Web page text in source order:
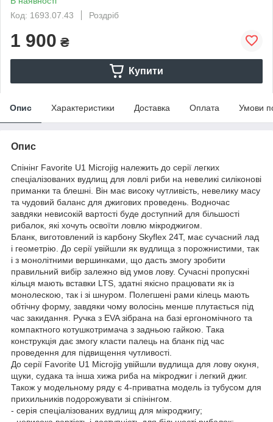
Код: 1693.07.43
Роздріб
1 900 ₴
Купити
Опис Характеристики Доставка Оплата Умови
Опис
Спінінг Favorite U1 Microjig належить до серії легких
спеціалізованих вудлищ для ловлі риби на невеликі силіконові
приманки та блешні. Він має високу чутливість, невелику масу
та чудовий баланс для джигових проведень. Водночас
завдяки невисокій вартості буде доступний для більшості
рибалок, які хочуть освоїти ловлю мікроджигом.
Бланк, виготовлений із карбону Skyflex 24T, має сучасний лад
і геометрію. До серії увійшли як вудлища з порожнистими, так
і з монолітними вершинками, що дасть змогу зробити
правильний вибір залежно від умов лову. Сучасні пропускні
кільця мають вставки LTS, здатні якісно працювати як із
монолескою, так і зі шнуром. Полегшені рами кілець мають
обтічну форму, завдяки чому волосінь менше плутається під
час закидання. Ручка з EVA зібрана на базі ергономічного та
компактного котушкотримача з задньою гайкою. Така
конструкція дає змогу класти палець на бланк під час
проведення для підвищення чутливості.
До серії Favorite U1 Microjig увійшли вудлища для лову окуня,
щуки, судака та інша хижа риба на мікроджиг і легкий джиг.
Також у модельному ряду є 4-приватна модель із тубусом для
прихильників подорожувати зі спінінгом.
- серія спеціалізованих вудлищ для мікроджигу;